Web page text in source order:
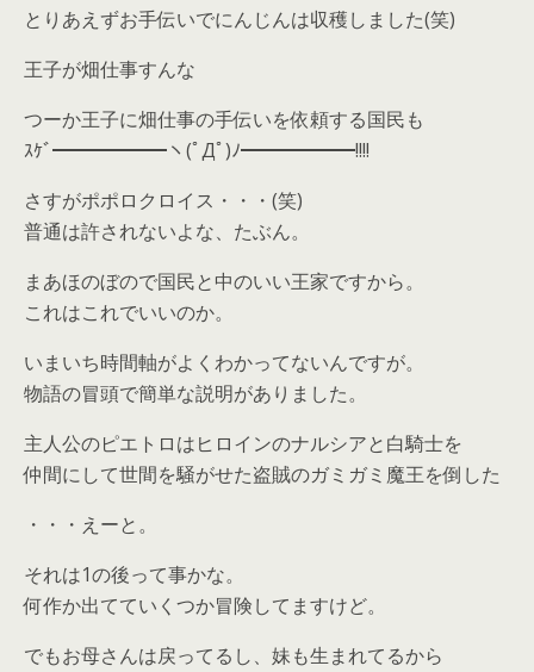
とりあえずお手伝いでにんじんは収穫しました(笑)
王子が畑仕事すんな
つーか王子に畑仕事の手伝いを依頼する国民も
ｽｹﾞ━━━━━━ヽ(ﾟДﾟ)ﾉ━━━━━━!!!!
さすがポポロクロイス・・・(笑)
普通は許されないよな、たぶん。
まあほのぼので国民と中のいい王家ですから。
これはこれでいいのか。
いまいち時間軸がよくわかってないんですが。
物語の冒頭で簡単な説明がありました。
主人公のピエトロはヒロインのナルシアと白騎士を
仲間にして世間を騒がせた盗賊のガミガミ魔王を倒した
・・・えーと。
それは1の後って事かな。
何作か出てていくつか冒険してますけど。
でもお母さんは戻ってるし、妹も生まれてるから